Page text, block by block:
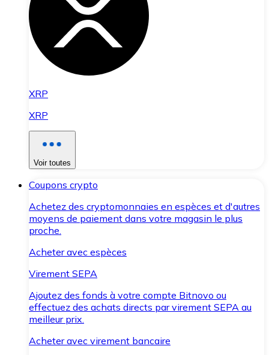
XRP
XRP
Voir toutes
Coupons crypto
Achetez des cryptomonnaies en espèces et d'autres
moyens de paiement dans votre magasin le plus
proche.
Acheter avec espèces
Virement SEPA
Ajoutez des fonds à votre compte Bitnovo ou
effectuez des achats directs par virement SEPA au
meilleur prix.
Acheter avec virement bancaire